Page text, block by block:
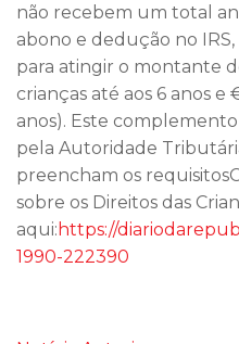
não recebem um total
abono e dedução no
para atingir o montante
crianças até aos 6 anos e
anos). Este
pela Autoridade
preencham os
sobre os Direitos das
aqui: https://
1990-222390